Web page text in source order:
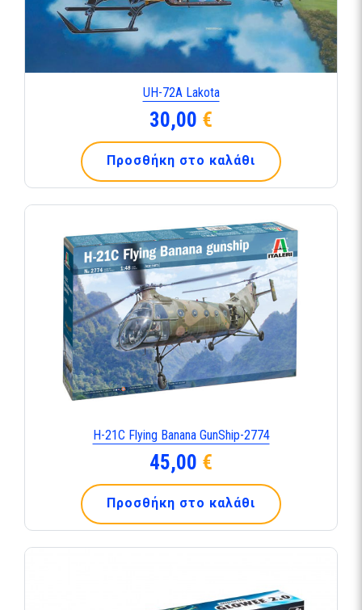
UH-72A Lakota
30,00 €
Προσθήκη στο καλάθι
H-21C Flying Banana GunShip-2774
45,00 €
Προσθήκη στο καλάθι